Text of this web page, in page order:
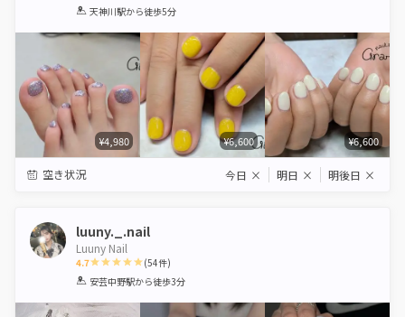
1 2 3 4 5
天神川駅から徒歩5分
¥4,980 ¥6,600 ¥6,600
空き状況 今日 × 明日 × 明後日 ×
luuny._.nail
Luuny Nail
4.7
1 2 3 4 5
(54件)
安芸中野駅から徒歩3分